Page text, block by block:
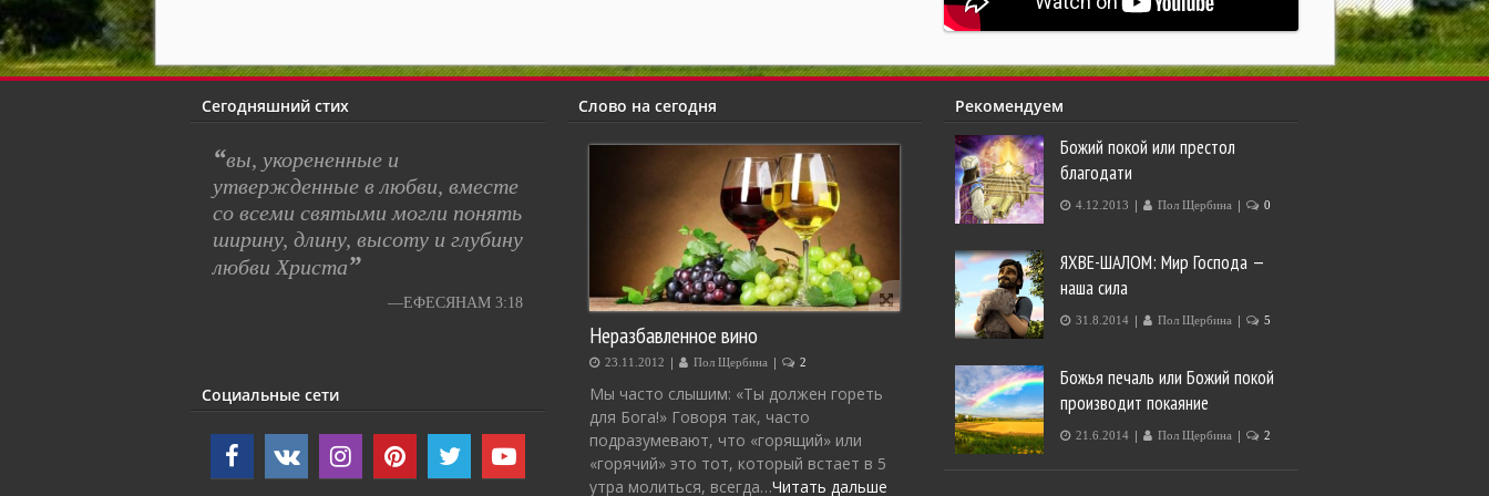
Сегодняшний стих
“вы, укорененные и
утвержденные в любви, вместе
со всеми святыми могли понять
ширину, длину, высоту и глубину
любви Христа”
—ЕФЕСЯНАМ 3:18
Социальные сети
Слово на сегодня
Неразбавленное вино
23.11.2012 | Пол Щербина | 2
Мы часто слышим: «Ты должен гореть
для Бога!» Говоря так, часто
подразумевают, что «горящий» или
«горячий» это тот, который встает в 5
утра молиться, всегда…Читать дальше
Рекомендуем
Божий покой или престол
благодати
4.12.2013 | Пол Щербина | 0
ЯХВЕ-ШАЛОМ: Мир Господа —
наша сила
31.8.2014 | Пол Щербина | 5
Божья печаль или Божий покой
производит покаяние
21.6.2014 | Пол Щербина | 2